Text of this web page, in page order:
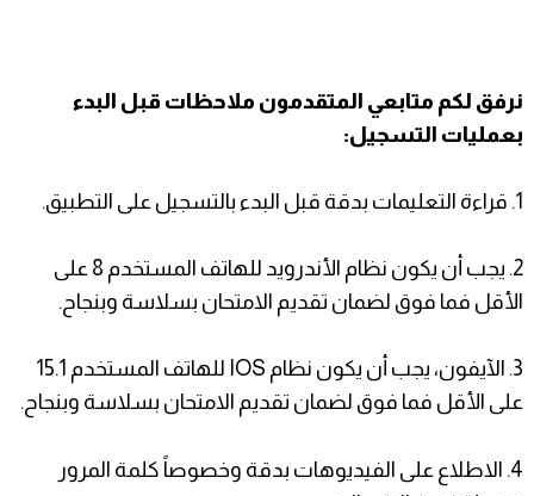
نرفق لكم متابعي المتقدمون ​ملاحظات قبل البدء
بعمليات التسجيل:
1. ​قراءة التعليمات بدقة قبل البدء بالتسجيل على التطبيق.
2. ​يجب أن يكون نظام الأندرويد للهاتف المستخدم 8 على
الأقل فما فوق لضمان تقديم الامتحان بسلاسة وبنجاح.
3. ​الآيفون، يجب أن يكون نظام IOS للهاتف المستخدم 15.1
على الأقل فما فوق لضمان تقديم الامتحان بسلاسة وبنجاح.
4. ​الاطلاع على الفيديوهات بدقة وخصوصاً كلمة المرور